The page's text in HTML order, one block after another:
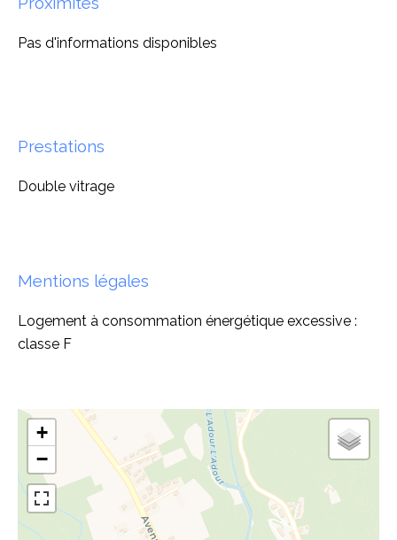
Pas d'informations disponibles
Prestations
Double vitrage
Mentions légales
Logement à consommation énergétique excessive :
classe F
+
−